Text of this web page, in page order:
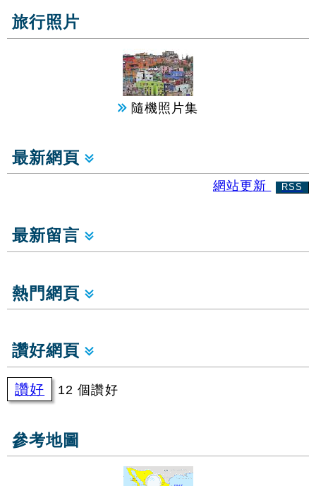
旅行照片
隨機照片集
最新網頁
網站更新 RSS
最新留言
熱門網頁
讚好網頁
讚好 12 個讚好
參考地圖